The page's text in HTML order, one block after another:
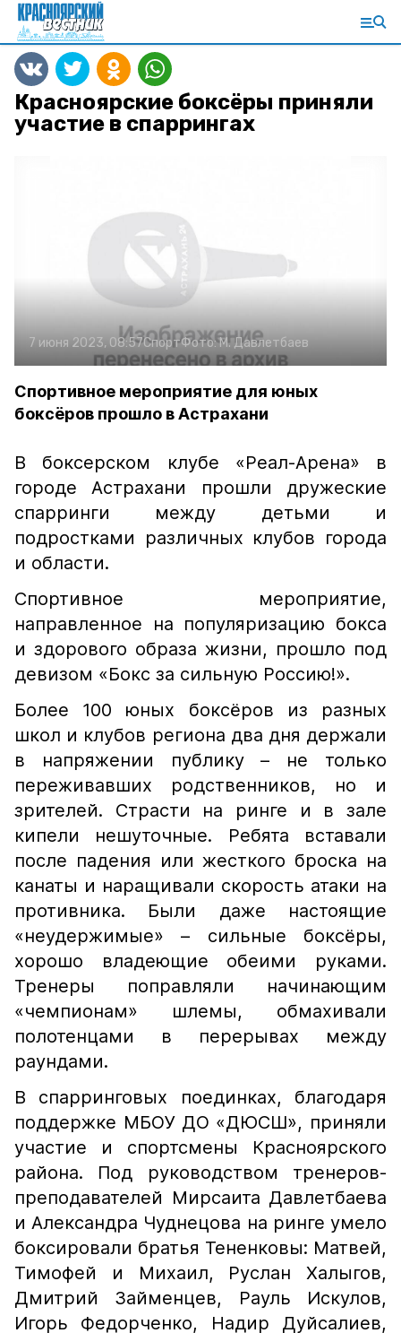
Красноярские боксёры приняли
участие в спаррингах
7 июня 2023, 08:57СпортФото:М. Давлетбаев
Спортивное мероприятие для юных
боксёров прошло в Астрахани
В боксерском клубе «Реал-Арена» в
городе Астрахани прошли дружеские
спарринги между детьми и
подростками различных клубов города
и области.
Спортивное мероприятие,
направленное на популяризацию бокса
и здорового образа жизни, прошло под
девизом «Бокс за сильную Россию!».
Более 100 юных боксёров из разных
школ и клубов региона два дня держали
в напряжении публику – не только
переживавших родственников, но и
зрителей. Страсти на ринге и в зале
кипели нешуточные. Ребята вставали
после падения или жесткого броска на
канаты и наращивали скорость атаки на
противника. Были даже настоящие
«неудержимые» – сильные боксёры,
хорошо владеющие обеими руками.
Тренеры поправляли начинающим
«чемпионам» шлемы, обмахивали
полотенцами в перерывах между
раундами.
В спарринговых поединках, благодаря
поддержке МБОУ ДО «ДЮСШ», приняли
участие и спортсмены Красноярского
района. Под руководством тренеров-
преподавателей Мирсаита Давлетбаева
и Александра Чуднецова на ринге умело
боксировали братья Тененковы: Матвей,
Тимофей и Михаил, Руслан Халыгов,
Дмитрий Займенцев, Рауль Искулов,
Игорь Федорченко, Надир Дуйсалиев,